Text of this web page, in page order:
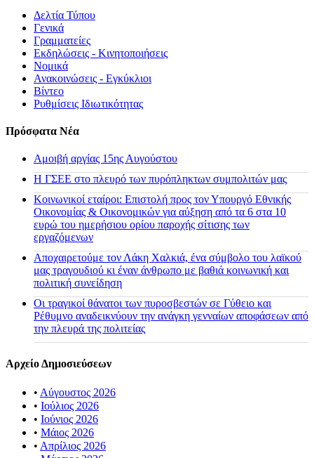
Δελτία Τύπου
Γενικά
Γραμματείες
Εκδηλώσεις - Κινητοποιήσεις
Νομικά
Ανακοινώσεις - Εγκύκλιοι
Βίντεο
Ρυθμίσεις Ιδιωτικότητας
Πρόσφατα Νέα
Αμοιβή αργίας 15ης Αυγούστου
H ΓΣΕΕ στο πλευρό των πυρόπληκτων συμπολιτών μας
Κοινωνικοί εταίροι: Επιστολή προς τον Υπουργό Εθνικής
Οικονομίας & Οικονομικών για αύξηση από τα 6 στα 10
ευρώ του ημερήσιου ορίου παροχής σίτισης των
εργαζόμενων
Αποχαιρετούμε τον Λάκη Χαλκιά, ένα σύμβολο του λαϊκού
μας τραγουδιού κι έναν άνθρωπο με βαθιά κοινωνική και
πολιτική συνείδηση
Οι τραγικοί θάνατοι των πυροσβεστών σε Γύθειο και
Ρέθυμνο αναδεικνύουν την ανάγκη γενναίων αποφάσεων από
την πλευρά της πολιτείας
Αρχείο Δημοσιεύσεων
• Αύγουστος 2026
• Ιούλιος 2026
• Ιούνιος 2026
• Μάιος 2026
• Απρίλιος 2026